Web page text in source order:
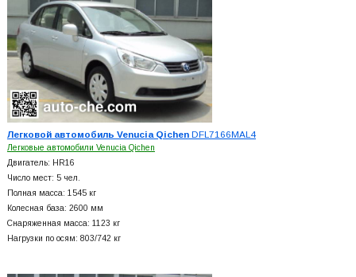
Легковой автомобиль Venucia QichenDFL7166MAL4
Легковые автомобили Venucia Qichen
Двигатель: HR16
Число мест: 5 чел.
Полная масса: 1545 кг
Колесная база: 2600 мм
Снаряженная масса: 1123 кг
Нагрузки по осям: 803/742 кг